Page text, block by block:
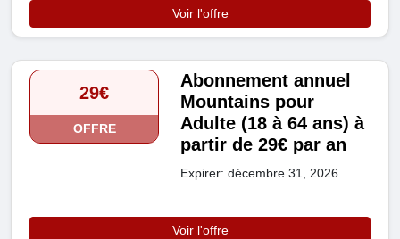
Voir l'offre
29€
OFFRE
Abonnement annuel
Mountains pour
Adulte (18 à 64 ans) à
partir de 29€ par an
Expirer: décembre 31, 2026
Voir l'offre